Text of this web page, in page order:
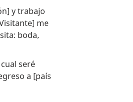
y trabajo
me
boda,
seré
a [país